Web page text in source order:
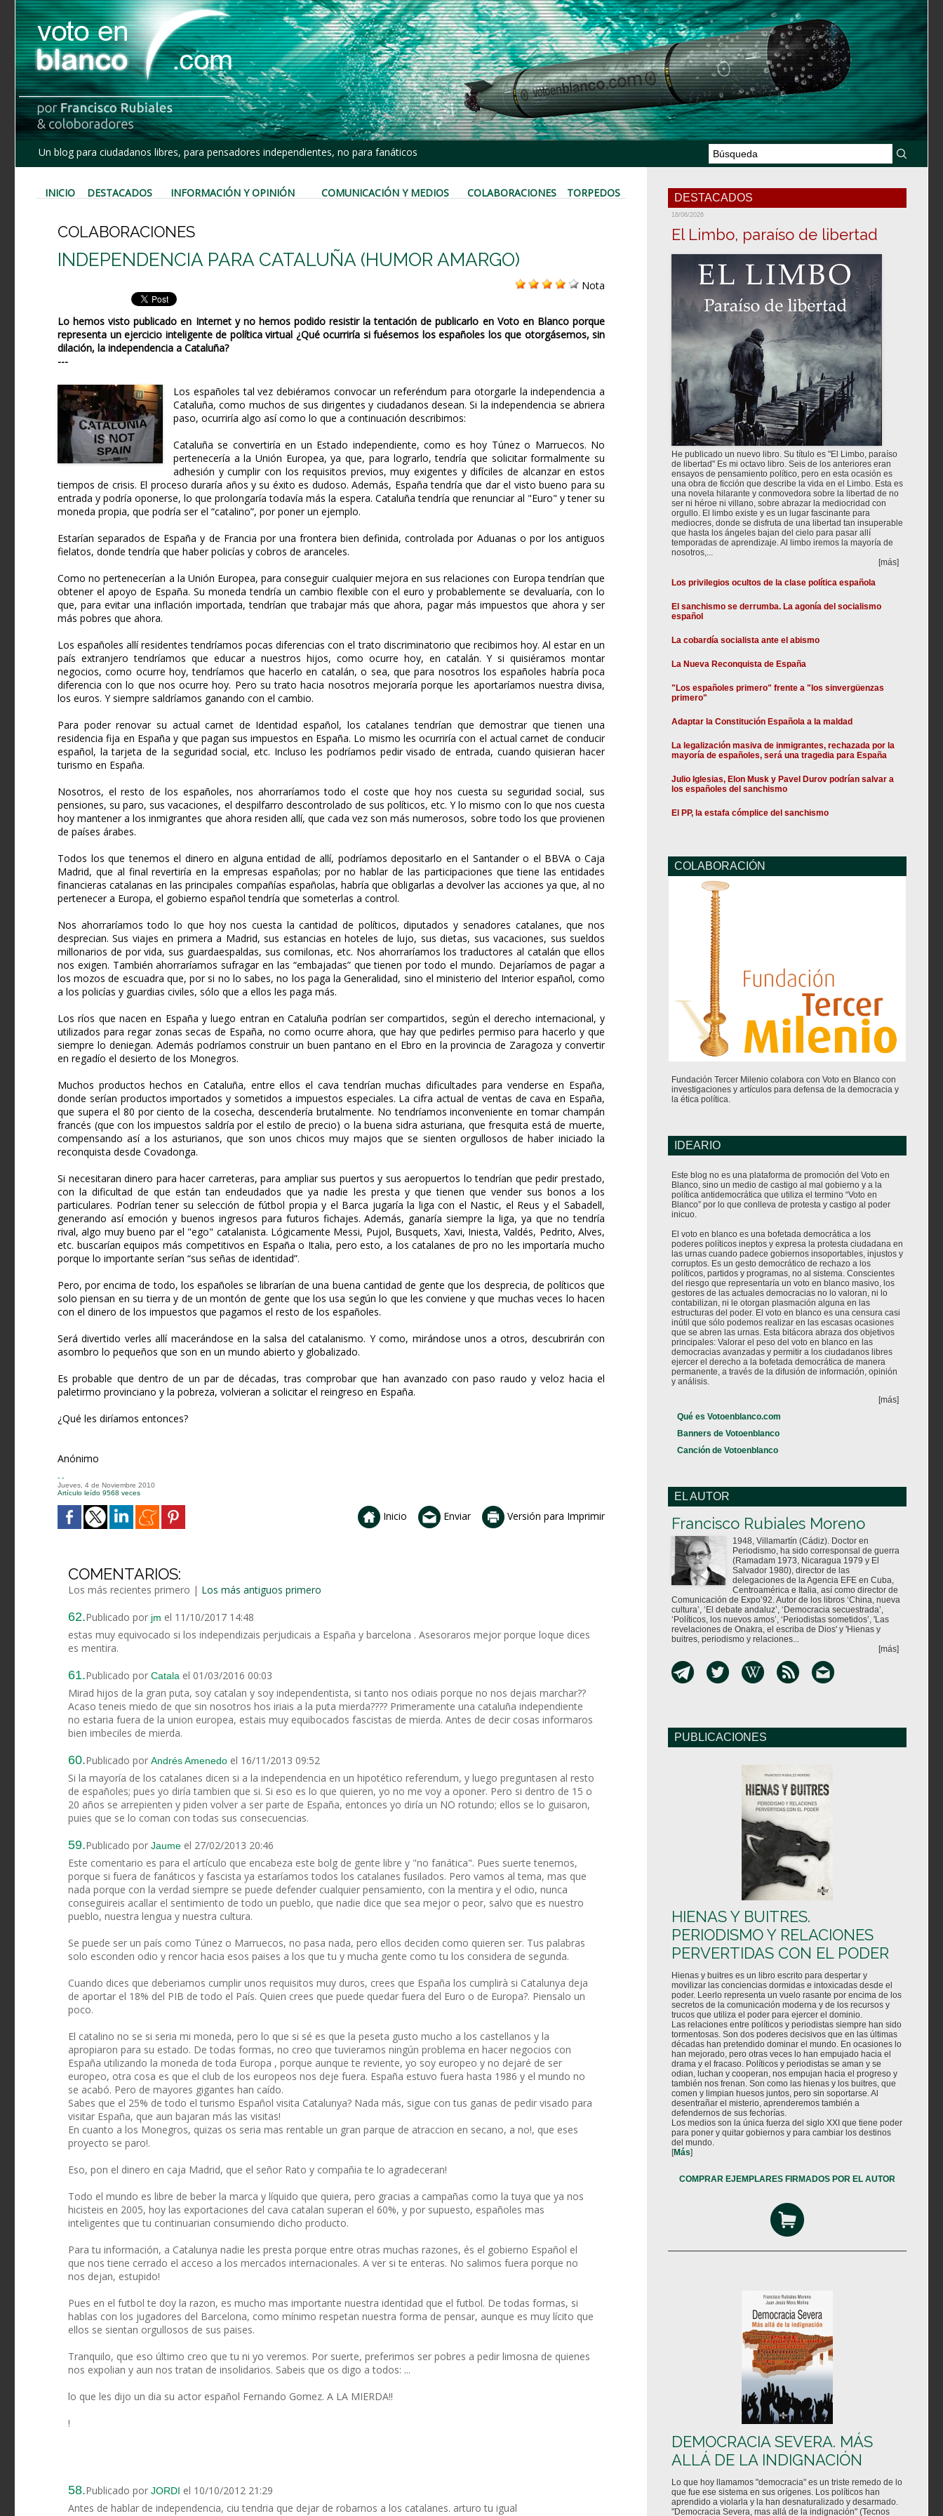
Un blog para ciudadanos libres, para pensadores independientes, no para fanáticos
INICIO DESTACADOS INFORMACIÓN Y OPINIÓN COMUNICACIÓN Y MEDIOS COLABORACIONES TORPEDOS
COLABORACIONES
INDEPENDENCIA PARA CATALUÑA (HUMOR AMARGO)
Nota
Lo hemos visto publicado en Internet y no hemos podido resistir la tentación de publicarlo en Voto en Blanco porque
representa un ejercicio inteligente de política virtual ¿Qué ocurriría si fuésemos los españoles los que otorgásemos, sin
dilación, la independencia a Cataluña?
---
Los españoles tal vez debiéramos convocar un referéndum para otorgarle la independencia a
Cataluña, como muchos de sus dirigentes y ciudadanos desean. Si la independencia se abriera
paso, ocurriría algo así como lo que a continuación describimos:
Cataluña se convertiría en un Estado independiente, como es hoy Túnez o Marruecos. No
pertenecería a la Unión Europea, ya que, para lograrlo, tendría que solicitar formalmente su
adhesión y cumplir con los requisitos previos, muy exigentes y difíciles de alcanzar en estos
tiempos de crisis. El proceso duraría años y su éxito es dudoso. Además, España tendría que dar el visto bueno para su
entrada y podría oponerse, lo que prolongaría todavía más la espera. Cataluña tendría que renunciar al "Euro" y tener su
moneda propia, que podría ser el “catalino”, por poner un ejemplo.
Estarían separados de España y de Francia por una frontera bien definida, controlada por Aduanas o por los antiguos
fielatos, donde tendría que haber policías y cobros de aranceles.
Como no pertenecerían a la Unión Europea, para conseguir cualquier mejora en sus relaciones con Europa tendrían que
obtener el apoyo de España. Su moneda tendría un cambio flexible con el euro y probablemente se devaluaría, con lo
que, para evitar una inflación importada, tendrían que trabajar más que ahora, pagar más impuestos que ahora y ser
más pobres que ahora.
Los españoles allí residentes tendríamos pocas diferencias con el trato discriminatorio que recibimos hoy. Al estar en un
país extranjero tendríamos que educar a nuestros hijos, como ocurre hoy, en catalán. Y si quisiéramos montar
negocios, como ocurre hoy, tendríamos que hacerlo en catalán, o sea, que para nosotros los españoles habría poca
diferencia con lo que nos ocurre hoy. Pero su trato hacia nosotros mejoraría porque les aportaríamos nuestra divisa,
los euros. Y siempre saldríamos ganando con el cambio.
Para poder renovar su actual carnet de Identidad español, los catalanes tendrían que demostrar que tienen una
residencia fija en España y que pagan sus impuestos en España. Lo mismo les ocurriría con el actual carnet de conducir
español, la tarjeta de la seguridad social, etc. Incluso les podríamos pedir visado de entrada, cuando quisieran hacer
turismo en España.
Nosotros, el resto de los españoles, nos ahorraríamos todo el coste que hoy nos cuesta su seguridad social, sus
pensiones, su paro, sus vacaciones, el despilfarro descontrolado de sus políticos, etc. Y lo mismo con lo que nos cuesta
hoy mantener a los inmigrantes que ahora residen allí, que cada vez son más numerosos, sobre todo los que provienen
de países árabes.
Todos los que tenemos el dinero en alguna entidad de allí, podríamos depositarlo en el Santander o el BBVA o Caja
Madrid, que al final revertiría en la empresas españolas; por no hablar de las participaciones que tiene las entidades
financieras catalanas en las principales compañías españolas, habría que obligarlas a devolver las acciones ya que, al no
pertenecer a Europa, el gobierno español tendría que someterlas a control.
Nos ahorraríamos todo lo que hoy nos cuesta la cantidad de políticos, diputados y senadores catalanes, que nos
desprecian. Sus viajes en primera a Madrid, sus estancias en hoteles de lujo, sus dietas, sus vacaciones, sus sueldos
millonarios de por vida, sus guardaespaldas, sus comilonas, etc. Nos ahorraríamos los traductores al catalán que ellos
nos exigen. También ahorraríamos sufragar en las “embajadas” que tienen por todo el mundo. Dejaríamos de pagar a
los mozos de escuadra que, por si no lo sabes, no los paga la Generalidad, sino el ministerio del Interior español, como
a los policías y guardias civiles, sólo que a ellos les paga más.
Los ríos que nacen en España y luego entran en Cataluña podrían ser compartidos, según el derecho internacional, y
utilizados para regar zonas secas de España, no como ocurre ahora, que hay que pedirles permiso para hacerlo y que
siempre lo deniegan. Además podríamos construir un buen pantano en el Ebro en la provincia de Zaragoza y convertir
en regadío el desierto de los Monegros.
Muchos productos hechos en Cataluña, entre ellos el cava tendrían muchas dificultades para venderse en España,
donde serían productos importados y sometidos a impuestos especiales. La cifra actual de ventas de cava en España,
que supera el 80 por ciento de la cosecha, descendería brutalmente. No tendríamos inconveniente en tomar champán
francés (que con los impuestos saldría por el estilo de precio) o la buena sidra asturiana, que fresquita está de muerte,
compensando así a los asturianos, que son unos chicos muy majos que se sienten orgullosos de haber iniciado la
reconquista desde Covadonga.
Si necesitaran dinero para hacer carreteras, para ampliar sus puertos y sus aeropuertos lo tendrían que pedir prestado,
con la dificultad de que están tan endeudados que ya nadie les presta y que tienen que vender sus bonos a los
particulares. Podrían tener su selección de fútbol propia y el Barca jugaría la liga con el Nastic, el Reus y el Sabadell,
generando así emoción y buenos ingresos para futuros fichajes. Además, ganaría siempre la liga, ya que no tendría
rival, algo muy bueno par el "ego" catalanista. Lógicamente Messi, Pujol, Busquets, Xavi, Iniesta, Valdés, Pedrito, Alves,
etc. buscarían equipos más competitivos en España o Italia, pero esto, a los catalanes de pro no les importaría mucho
porque lo importante serían “sus señas de identidad”.
Pero, por encima de todo, los españoles se librarían de una buena cantidad de gente que los desprecia, de políticos que
solo piensan en su tierra y de un montón de gente que los usa según lo que les conviene y que muchas veces lo hacen
con el dinero de los impuestos que pagamos el resto de los españoles.
Será divertido verles allí macerándose en la salsa del catalanismo. Y como, mirándose unos a otros, descubrirán con
asombro lo pequeños que son en un mundo abierto y globalizado.
Es probable que dentro de un par de décadas, tras comprobar que han avanzado con paso raudo y veloz hacia el
paletirmo provinciano y la pobreza, volvieran a solicitar el reingreso en España.
¿Qué les diríamos entonces?
Anónimo
- -
Jueves, 4 de Noviembre 2010
Artículo leído 9568 veces
Inicio Enviar Versión para Imprimir
COMENTARIOS:
Los más recientes primero | Los más antiguos primero
62.Publicado por jm el 11/10/2017 14:48
estas muy equivocado si los independizais perjudicais a España y barcelona . Asesoraros mejor porque loque dices
es mentira.
61.Publicado por Catala el 01/03/2016 00:03
Mirad hijos de la gran puta, soy catalan y soy independentista, si tanto nos odiais porque no nos dejais marchar??
Acaso teneis miedo de que sin nosotros hos iriais a la puta mierda???? Primeramente una cataluña independiente
no estaria fuera de la union europea, estais muy equibocados fascistas de mierda. Antes de decir cosas informaros
bien imbeciles de mierda.
60.Publicado por Andrés Amenedo el 16/11/2013 09:52
Si la mayoría de los catalanes dicen si a la independencia en un hipotético referendum, y luego preguntasen al resto
de españoles; pues yo diría tambien que si. Si eso es lo que quieren, yo no me voy a oponer. Pero si dentro de 15 o
20 años se arrepienten y piden volver a ser parte de España, entonces yo diría un NO rotundo; ellos se lo guisaron,
puies que se lo coman con todas sus consecuencias.
59.Publicado por Jaume el 27/02/2013 20:46
Este comentario es para el artículo que encabeza este bolg de gente libre y "no fanática". Pues suerte tenemos,
porque si fuera de fanáticos y fascista ya estaríamos todos los catalanes fusilados. Pero vamos al tema, mas que
nada porque con la verdad siempre se puede defender cualquier pensamiento, con la mentira y el odio, nunca
conseguireis acallar el sentimiento de todo un pueblo, que nadie dice que sea mejor o peor, salvo que es nuestro
pueblo, nuestra lengua y nuestra cultura.
Se puede ser un país como Túnez o Marruecos, no pasa nada, pero ellos deciden como quieren ser. Tus palabras
solo esconden odio y rencor hacia esos paises a los que tu y mucha gente como tu los considera de segunda.
Cuando dices que deberiamos cumplir unos requisitos muy duros, crees que España los cumplirà si Catalunya deja
de aportar el 18% del PIB de todo el País. Quien crees que puede quedar fuera del Euro o de Europa?. Piensalo un
poco.
El catalino no se si seria mi moneda, pero lo que si sé es que la peseta gusto mucho a los castellanos y la
apropiaron para su estado. De todas formas, no creo que tuvieramos ningún problema en hacer negocios con
España utilizando la moneda de toda Europa , porque aunque te reviente, yo soy europeo y no dejaré de ser
europeo, otra cosa es que el club de los europeos nos deje fuera. España estuvo fuera hasta 1986 y el mundo no
se acabó. Pero de mayores gigantes han caído.
Sabes que el 25% de todo el turismo Español visita Catalunya? Nada más, sigue con tus ganas de pedir visado para
visitar España, que aun bajaran más las visitas!
En cuanto a los Monegros, quizas os seria mas rentable un gran parque de atraccion en secano, a no!, que eses
proyecto se paro!.
Eso, pon el dinero en caja Madrid, que el señor Rato y compañia te lo agradeceran!
Todo el mundo es libre de beber la marca y líquido que quiera, pero gracias a campañas como la tuya que ya nos
hicisteis en 2005, hoy las exportaciones del cava catalan superan el 60%, y por supuesto, españoles mas
inteligentes que tu continuarian consumiendo dicho producto.
Para tu información, a Catalunya nadie les presta porque entre otras muchas razones, és el gobierno Español el
que nos tiene cerrado el acceso a los mercados internacionales. A ver si te enteras. No salimos fuera porque no
nos dejan, estupido!
Pues en el futbol te doy la razon, es mucho mas importante nuestra identidad que el futbol. De todas formas, si
hablas con los jugadores del Barcelona, como mínimo respetan nuestra forma de pensar, aunque es muy lícito que
ellos se sientan orgullosos de sus paises.
Tranquilo, que eso último creo que tu ni yo veremos. Por suerte, preferimos ser pobres a pedir limosna de quienes
nos expolian y aun nos tratan de insolidarios. Sabeis que os digo a todos: ...
lo que les dijo un dia su actor español Fernando Gomez. A LA MIERDA!!
!
58.Publicado por JORDI el 10/10/2012 21:29
Antes de hablar de independencia, ciu tendria que dejar de robarnos a los catalanes. arturo tu igual
DESTACADOS
18/06/2026
El Limbo, paraíso de libertad
He publicado un nuevo libro. Su título es "El Limbo, paraíso
de libertad" Es mi octavo libro. Seis de los anteriores eran
ensayos de pensamiento político, pero en esta ocasión es
una obra de ficción que describe la vida en el Limbo. Esta es
una novela hilarante y conmovedora sobre la libertad de no
ser ni héroe ni villano, sobre abrazar la mediocridad con
orgullo. El limbo existe y es un lugar fascinante para
mediocres, donde se disfruta de una libertad tan insuperable
que hasta los ángeles bajan del cielo para pasar allí
temporadas de aprendizaje. Al limbo iremos la mayoría de
nosotros,...
[más]
Los privilegios ocultos de la clase política española
El sanchismo se derrumba. La agonía del socialismo
español
La cobardía socialista ante el abismo
La Nueva Reconquista de España
"Los españoles primero" frente a "los sinvergüenzas
primero"
Adaptar la Constitución Española a la maldad
La legalización masiva de inmigrantes, rechazada por la
mayoría de españoles, será una tragedia para España
Julio Iglesias, Elon Musk y Pavel Durov podrían salvar a
los españoles del sanchismo
El PP, la estafa cómplice del sanchismo
COLABORACIÓN
Fundación Tercer Milenio colabora con Voto en Blanco con
investigaciones y artículos para defensa de la democracia y
la ética política.
IDEARIO
Este blog no es una plataforma de promoción del Voto en
Blanco, sino un medio de castigo al mal gobierno y a la
política antidemocrática que utiliza el termino “Voto en
Blanco” por lo que conlleva de protesta y castigo al poder
inicuo.
El voto en blanco es una bofetada democrática a los
poderes políticos ineptos y expresa la protesta ciudadana en
las urnas cuando padece gobiernos insoportables, injustos y
corruptos. Es un gesto democrático de rechazo a los
políticos, partidos y programas, no al sistema. Conscientes
del riesgo que representaría un voto en blanco masivo, los
gestores de las actuales democracias no lo valoran, ni lo
contabilizan, ni le otorgan plasmación alguna en las
estructuras del poder. El voto en blanco es una censura casi
inútil que sólo podemos realizar en las escasas ocasiones
que se abren las urnas. Esta bitácora abraza dos objetivos
principales: Valorar el peso del voto en blanco en las
democracias avanzadas y permitir a los ciudadanos libres
ejercer el derecho a la bofetada democrática de manera
permanente, a través de la difusión de información, opinión
y análisis.
[más]
Qué es Votoenblanco.com
Banners de Votoenblanco
Canción de Votoenblanco
EL AUTOR
Francisco Rubiales Moreno
1948, Villamartín (Cádiz). Doctor en
Periodismo, ha sido corresponsal de guerra
(Ramadam 1973, Nicaragua 1979 y El
Salvador 1980), director de las
delegaciones de la Agencia EFE en Cuba,
Centroamérica e Italia, así como director de
Comunicación de Expo’92. Autor de los libros ‘China, nueva
cultura’, ‘El debate andaluz’, ‘Democracia secuestrada’,
‘Políticos, los nuevos amos’, ‘Periodistas sometidos’, 'Las
revelaciones de Onakra, el escriba de Dios' y 'Hienas y
buitres, periodismo y relaciones...
[más]
PUBLICACIONES
HIENAS Y BUITRES.
PERIODISMO Y RELACIONES
PERVERTIDAS CON EL PODER
Hienas y buitres es un libro escrito para despertar y
movilizar las conciencias dormidas e intoxicadas desde el
poder. Leerlo representa un vuelo rasante por encima de los
secretos de la comunicación moderna y de los recursos y
trucos que utiliza el poder para ejercer el dominio.
Las relaciones entre políticos y periodistas siempre han sido
tormentosas. Son dos poderes decisivos que en las últimas
décadas han pretendido dominar el mundo. En ocasiones lo
han mejorado, pero otras veces lo han empujado hacia el
drama y el fracaso. Políticos y periodistas se aman y se
odian, luchan y cooperan, nos empujan hacia el progreso y
también nos frenan. Son como las hienas y los buitres, que
comen y limpian huesos juntos, pero sin soportarse. Al
desentrañar el misterio, aprenderemos también a
defendernos de sus fechorías.
Los medios son la única fuerza del siglo XXI que tiene poder
para poner y quitar gobiernos y para cambiar los destinos
del mundo.
[Más]
COMPRAR EJEMPLARES FIRMADOS POR EL AUTOR
DEMOCRACIA SEVERA. MÁS
ALLÁ DE LA INDIGNACIÓN
Lo que hoy llamamos "democracia" es un triste remedo de lo
que fue ese sistema en sus orígenes. Los políticos han
aprendido a violarla y la han desnaturalizado y desarmado.
"Democracia Severa, mas allá de la indignación" (Tecnos